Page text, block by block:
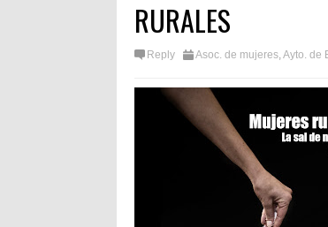
RURALES
Reply Asoc. de mujeres,Ayto. de